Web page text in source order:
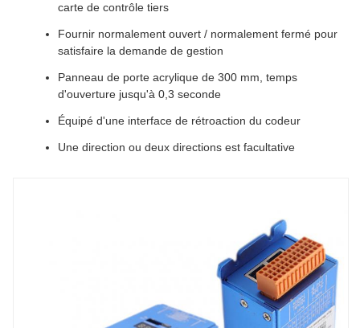
carte de contrôle tiers
Fournir normalement ouvert / normalement fermé pour
satisfaire la demande de gestion
Panneau de porte acrylique de 300 mm, temps
d'ouverture jusqu'à 0,3 seconde
Équipé d'une interface de rétroaction du codeur
Une direction ou deux directions est facultative